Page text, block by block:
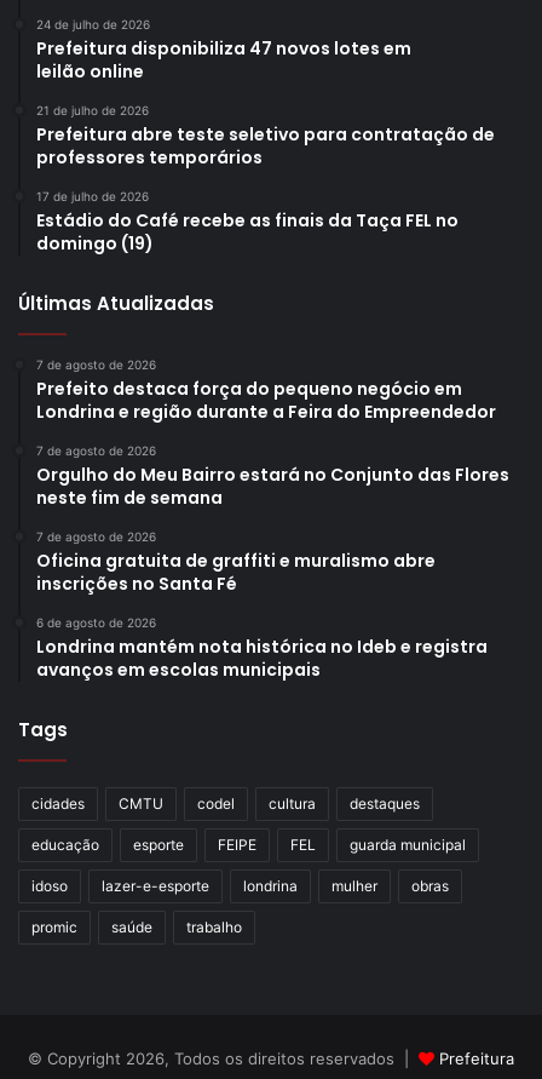
24 de julho de 2026
Prefeitura disponibiliza 47 novos lotes em
leilão online
21 de julho de 2026
Prefeitura abre teste seletivo para contratação de
professores temporários
17 de julho de 2026
Estádio do Café recebe as finais da Taça FEL no
domingo (19)
Últimas Atualizadas
7 de agosto de 2026
Prefeito destaca força do pequeno negócio em
Londrina e região durante a Feira do Empreendedor
7 de agosto de 2026
Orgulho do Meu Bairro estará no Conjunto das Flores
neste fim de semana
7 de agosto de 2026
Oficina gratuita de graffiti e muralismo abre
inscrições no Santa Fé
6 de agosto de 2026
Londrina mantém nota histórica no Ideb e registra
avanços em escolas municipais
Tags
cidades CMTU codel cultura destaques
educação esporte FEIPE FEL guarda municipal
idoso lazer-e-esporte londrina mulher obras
promic saúde trabalho
© Copyright 2026, Todos os direitos reservados | Prefeitura